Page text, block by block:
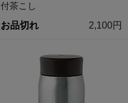
付茶こし
お品切れ
2,100円